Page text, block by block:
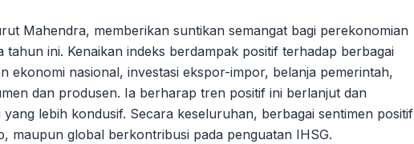
Mahendra, memberikan suntikan semangat bagi perekonomian
tahun ini. Kenaikan indeks berdampak positif terhadap berbagai
ekonomi nasional, investasi ekspor-impor, belanja pemerintah,
dan produsen. Ia berharap tren positif ini berlanjut dan
lebih kondusif. Secara keseluruhan, berbagai sentimen positif
maupun global berkontribusi pada penguatan IHSG.